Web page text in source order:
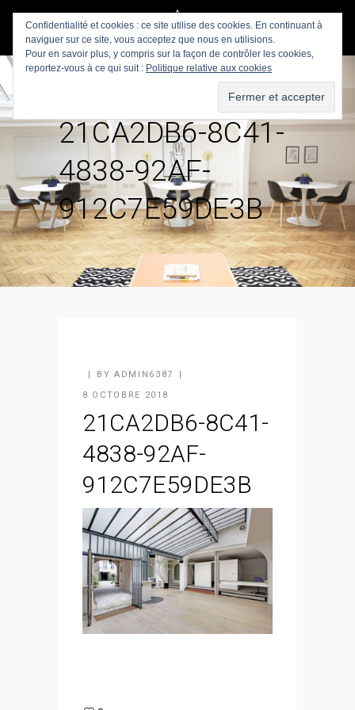
21CA2DB6-8C41-
4838-92AF-
912C7E59DE3B
BY ADMIN6387
8 OCTOBRE 2018
21CA2DB6-8C41-
4838-92AF-
912C7E59DE3B
Confidentialité et cookies : ce site utilise des cookies. En continuant à
naviguer sur ce site, vous acceptez que nous en utilisions.
Pour en savoir plus, y compris sur la façon de contrôler les cookies,
reportez-vous à ce qui suit : Politique relative aux cookies